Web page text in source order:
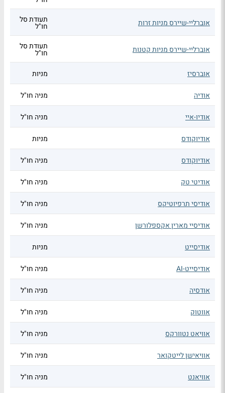
אוברליי-שיירס מניות זרות תעודת סל
חו"ל
אוברליי-שיירס מניות קטנות תעודת סל
חו"ל
אוברסיז
מניות
אודיה מניה חו"ל
אודיו-איי מניה חו"ל
אודיוקודס מניות
אודיוקודס מניה חו"ל
אודיטי טק מניה חו"ל
אודיסי תרפיוטיקס מניה חו"ל
אודיסיי מארין אקספלורשן מניה חו"ל
אודיסייט מניות
אודיסייט-AI מניה חו"ל
אודסיה מניה חו"ל
אווטוק מניה חו"ל
אוויאט נטוורקס מניה חו"ל
אוויאישן לייטקואר מניה חו"ל
אוויאנט מניה חו"ל